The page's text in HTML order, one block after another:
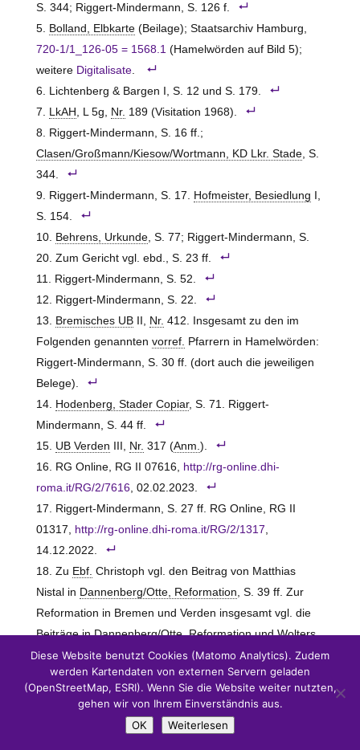
S. 344; Riggert-Mindermann, S. 126 f.
Bolland, Elbkarte(Beilage); Staatsarchiv Hamburg,
720-1/1_126-05 = 1568.1 (Hamelwörden auf Bild 5);
weitere Digitalisate.
Lichtenberg & Bargen I, S. 12 und S. 179.
LkAH , L 5g, Nr. 189 (Visitation 1968).
Riggert-Mindermann, S. 16 ff.;
Clasen/Großmann/Kiesow/Wortmann, KD Lkr. Stade, S.
344.
Riggert-Mindermann, S. 17. Hofmeister, Besiedlung I,
S. 154.
Behrens, Urkunde, S. 77; Riggert-Mindermann, S.
20. Zum Gericht vgl. ebd., S. 23 ff.
Riggert-Mindermann, S. 52.
Riggert-Mindermann, S. 22.
Bremisches UBII, Nr. 412. Insgesamt zu den im
Folgenden genannten vorref. Pfarrern in Hamelwörden:
Riggert-Mindermann, S. 30 ff. (dort auch die jeweiligen
Belege).
Hodenberg, Stader Copiar, S. 71. Riggert-
Mindermann, S. 44 ff.
UB Verden III, Nr. 317 (Anm. ).
RG Online, RG II 07616, http://rg-online.dhi-
roma.it/RG/2/7616, 02.02.2023.
Riggert-Mindermann, S. 27 ff. RG Online, RG II
01317, http://rg-online.dhi-roma.it/RG/2/1317
14.12.2022.
Zu Ebf. Christoph vgl. den Beitrag von Matthias
Nistal in Dannenberg/Otte, Reformation , S. 39 ff. Zur
Reformation in Bremen und Verden insgesamt vgl. die
Beiträge inDannenberg/Otte, ReformationundWolters,
Reformationsjahrhundert, S. 50 ff.
Riggert-Mindermann, S. 36 f.
Text, Übersetzung und Abb. bei Riggert-
Mindermann, S. 38 ff.
Riggert-Mindermann, S. 46 ff.
Diese Website benutzt Cookies (Matomo Analytics). Zudem
werden Kartendaten von externen Servern geladen
(OpenStreetMap, ESRI). Wenn Sie die Website weiter nutzten,
gehen wir von Ihrem Einverständnis aus.
OK
Weiterlesen